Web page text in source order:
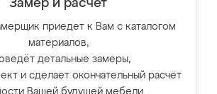
Замер и расчет
приедет к Вам с каталогом
материалов,
детальные замеры,
и сделает окончательный расчёт
Вашей будущей мебели.